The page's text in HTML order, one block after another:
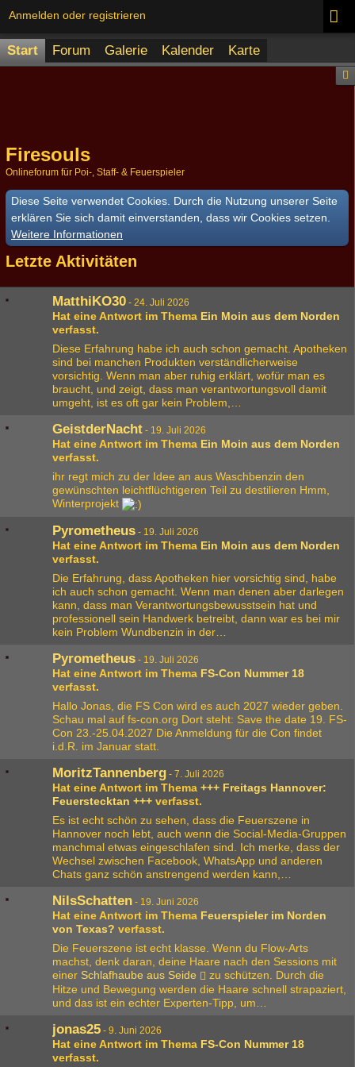
Anmelden oder registrieren
Start Forum Galerie Kalender Karte
Firesouls
Onlineforum für Poi-, Staff- & Feuerspieler
Diese Seite verwendet Cookies. Durch die Nutzung unserer Seite
erklären Sie sich damit einverstanden, dass wir Cookies setzen.
Weitere Informationen
Letzte Aktivitäten
MatthiKO30 - 24. Juli 2026
Hat eine Antwort im Thema Ein Moin aus dem Norden
verfasst.
Diese Erfahrung habe ich auch schon gemacht. Apotheken
sind bei manchen Produkten verständlicherweise
vorsichtig. Wenn man aber ruhig erklärt, wofür man es
braucht, und zeigt, dass man verantwortungsvoll damit
umgeht, ist es oft gar kein Problem,…
GeistderNacht - 19. Juli 2026
Hat eine Antwort im Thema Ein Moin aus dem Norden
verfasst.
ihr regt mich zu der Idee an aus Waschbenzin den
gewünschten leichtflüchtigeren Teil zu destilieren Hmm,
Winterprojekt
Pyrometheus - 19. Juli 2026
Hat eine Antwort im Thema Ein Moin aus dem Norden
verfasst.
Die Erfahrung, dass Apotheken hier vorsichtig sind, habe
ich auch schon gemacht. Wenn man denen aber darlegen
kann, dass man Verantwortungsbewusstsein hat und
professionell sein Handwerk betreibt, dann war es bei mir
kein Problem Wundbenzin in der…
Pyrometheus - 19. Juli 2026
Hat eine Antwort im Thema FS-Con Nummer 18
verfasst.
Hallo Jonas, die FS Con wird es auch 2027 wieder geben.
Schau mal auf fs-con.org Dort steht: Save the date 19. FS-
Con 23.-25.04.2027 Die Anmeldung für die Con findet
i.d.R. im Januar statt.
MoritzTannenberg - 7. Juli 2026
Hat eine Antwort im Thema +++ Freitags Hannover:
Feuerstecktan +++ verfasst.
Es ist echt schön zu sehen, dass die Feuerszene in
Hannover noch lebt, auch wenn die Social-Media-Gruppen
manchmal etwas eingeschlafen sind. Ich merke, dass der
Wechsel zwischen Facebook, WhatsApp und anderen
Chats ganz schön anstrengend werden kann,…
NilsSchatten - 19. Juni 2026
Hat eine Antwort im Thema Feuerspieler im Norden
von Texas? verfasst.
Die Feuerszene ist echt klasse. Wenn du Flow-Arts
machst, denk daran, deine Haare nach den Sessions mit
einer Schlafhaube aus Seide
zu schützen. Durch die
Hitze und Bewegung werden die Haare schnell strapaziert,
und das ist ein echter Experten-Tipp, um…
jonas25 - 9. Juni 2026
Hat eine Antwort im Thema FS-Con Nummer 18
verfasst.